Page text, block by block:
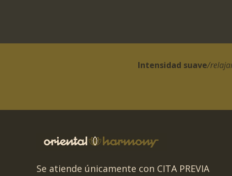
Intensidad suave/
Se atiende únicamente con CITA PREVIA